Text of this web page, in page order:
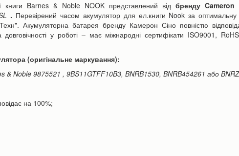
E6N
-10%
Акумулятор для телефону Apple
-22%
книги Barnes & Noble NOOK представлений від бренду Cameron
. Перевірений часом акумулятор для ел.книги Nook за
Акумуляторна батарея бренду Камерон Сіно повністю
довговічності у роботі – має міжнародні сертифікати ISO9001,
(оригінальне маркування):
& Noble9875521 , 9BS11GTFF10B3, BNRB1530, BNRB454261 або
на 100%;